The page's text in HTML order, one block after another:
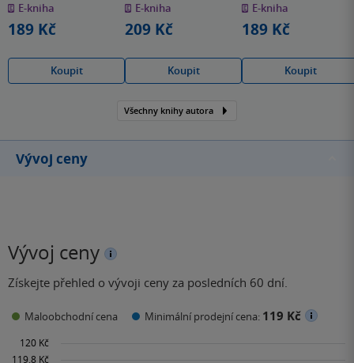
5
hvězdiček
E-kniha
189 Kč
Koupit
5
hvězdiček
E-kniha
209 Kč
Koupit
5
hvězdiček
E-kniha
189 Kč
Koupit
Všechny knihy autora
Vývoj ceny
Vývoj ceny
Získejte přehled o vývoji ceny za posledních 60 dní.
Maloobchodní cena Minimální prodejní cena: 119 Kč